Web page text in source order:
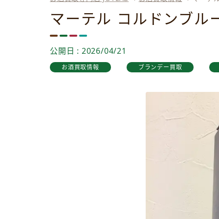
マーテル コルドンブル
公開日 : 2026/04/21
お酒買取情報 ブランデー買取